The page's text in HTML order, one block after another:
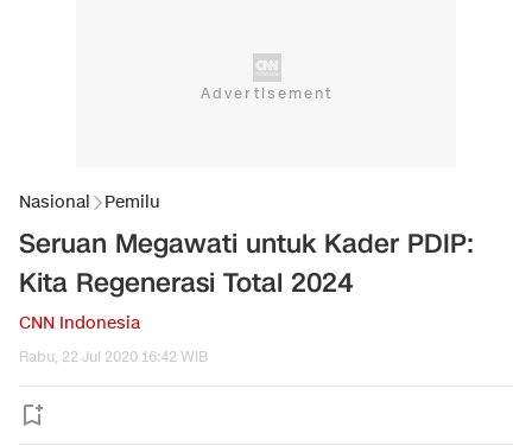
Nasional Pemilu
Seruan Megawati untuk Kader PDIP:
Kita Regenerasi Total 2024
CNN Indonesia
Rabu, 22 Jul 2020 16:42 WIB